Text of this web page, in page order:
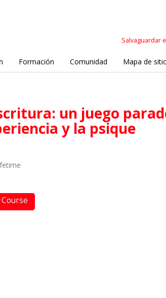
Salvaguardar
Formación Comunidad Mapa de
y la psique